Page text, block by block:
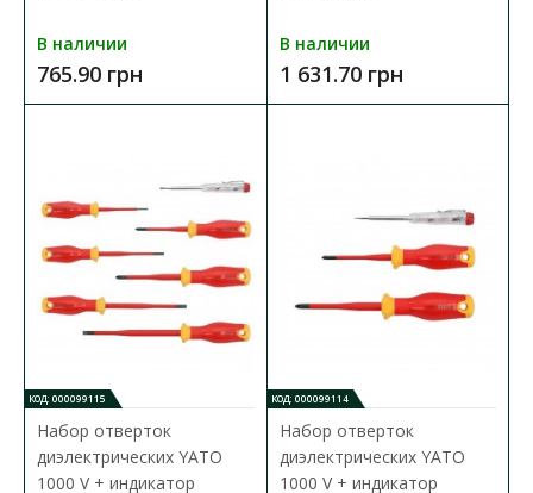
В наличии
765.90 грн
В наличии
1 631.70 грн
КОД: 000099115
Набор отверток
диэлектрических YATO
1000 V + индикатор
КОД: 000099114
Набор отверток
диэлектрических YATO
1000 V + индикатор